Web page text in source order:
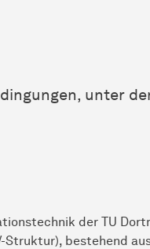
unter
der TU
bestehend